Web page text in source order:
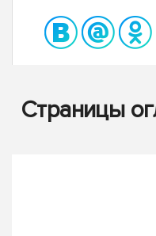
Страницы